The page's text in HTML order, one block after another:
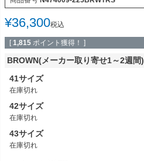
¥36,300税込
[ 1,815 ポイント獲得！ ]
BROWN(メーカー取り寄せ1～2週間)
41サイズ
在庫切れ
42サイズ
在庫切れ
43サイズ
在庫切れ